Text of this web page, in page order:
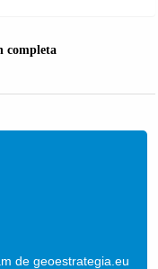
completa
de geoestrategia.eu